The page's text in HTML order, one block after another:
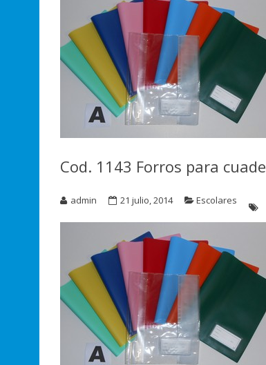
Cod. 1143 Forros para
admin 21 julio, 2014 Escolares